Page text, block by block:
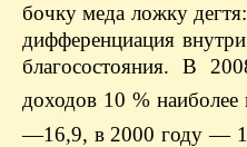
бочку меда ложку
дифференциация
благосостояния. В
доходов 10 % наиболее
—16,9, в 2000 году —